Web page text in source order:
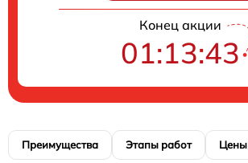
Конец акции
01:13:42
Преимущества Этапы работ Цены